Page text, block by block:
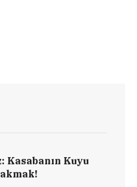
Kasabanın Kuyu